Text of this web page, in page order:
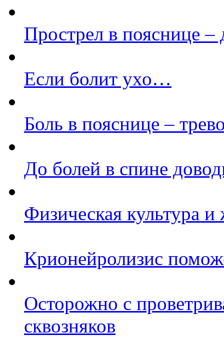
Прострел в пояснице –
Если болит ухо…
Боль в пояснице –
До болей в спине
Физическая культура и
Крионейролизис
Осторожно с
сквозняков